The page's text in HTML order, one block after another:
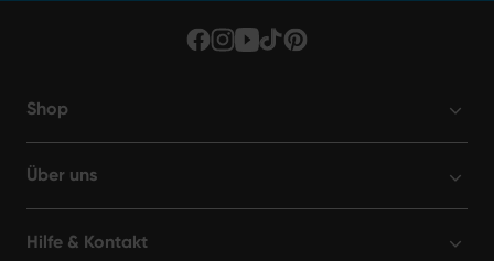
Shop
Über uns
Hilfe & Kontakt